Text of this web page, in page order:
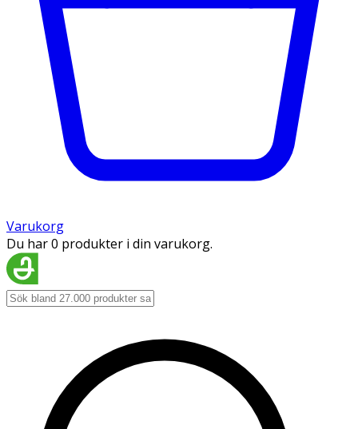
Varukorg
Du har 0 produkter i din varukorg.